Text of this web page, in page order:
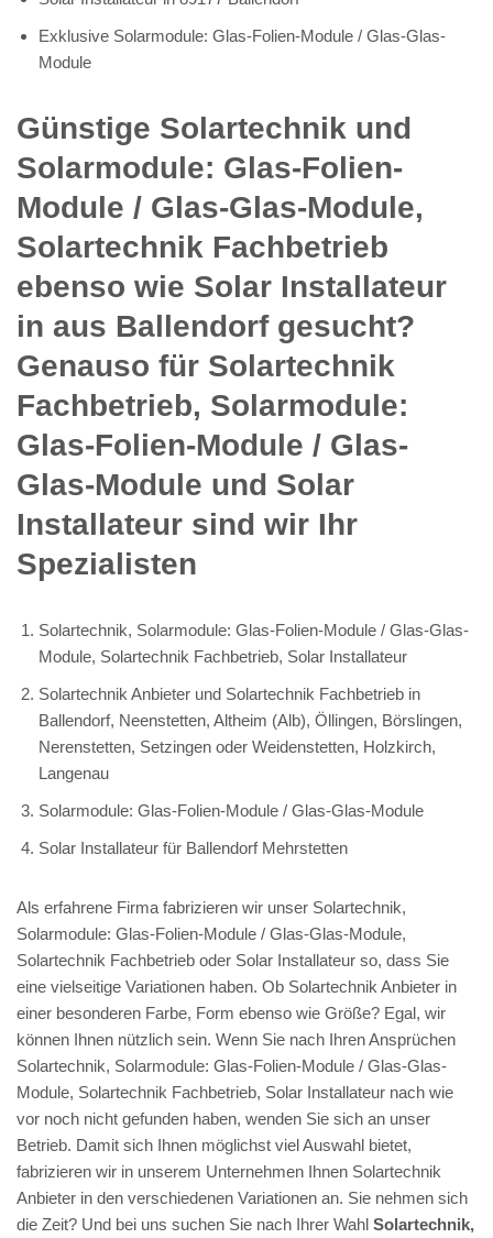
Exklusive Solarmodule: Glas-Folien-Module / Glas-Glas-
Module
Günstige Solartechnik und
Solarmodule: Glas-Folien-
Module / Glas-Glas-Module,
Solartechnik Fachbetrieb
ebenso wie Solar Installateur
in aus Ballendorf gesucht?
Genauso für Solartechnik
Fachbetrieb, Solarmodule:
Glas-Folien-Module / Glas-
Glas-Module und Solar
Installateur sind wir Ihr
Spezialisten
Solartechnik, Solarmodule: Glas-Folien-Module / Glas-Glas-
Module, Solartechnik Fachbetrieb, Solar Installateur
Solartechnik Anbieter und Solartechnik Fachbetrieb in
Ballendorf, Neenstetten, Altheim (Alb), Öllingen, Börslingen,
Nerenstetten, Setzingen oder Weidenstetten, Holzkirch,
Langenau
Solarmodule: Glas-Folien-Module / Glas-Glas-Module
Solar Installateur für Ballendorf Mehrstetten
Als erfahrene Firma fabrizieren wir unser Solartechnik,
Solarmodule: Glas-Folien-Module / Glas-Glas-Module,
Solartechnik Fachbetrieb oder Solar Installateur so, dass Sie
eine vielseitige Variationen haben. Ob Solartechnik Anbieter in
einer besonderen Farbe, Form ebenso wie Größe? Egal, wir
können Ihnen nützlich sein. Wenn Sie nach Ihren Ansprüchen
Solartechnik, Solarmodule: Glas-Folien-Module / Glas-Glas-
Module, Solartechnik Fachbetrieb, Solar Installateur nach wie
vor noch nicht gefunden haben, wenden Sie sich an unser
Betrieb. Damit sich Ihnen möglichst viel Auswahl bietet,
fabrizieren wir in unserem Unternehmen Ihnen Solartechnik
Anbieter in den verschiedenen Variationen an. Sie nehmen sich
die Zeit? Und bei uns suchen Sie nach Ihrer Wahl Solartechnik,